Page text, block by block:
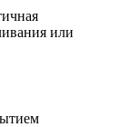
или